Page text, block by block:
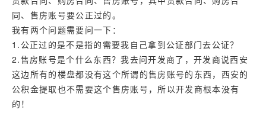
同、售房账号要公正过的。
我有两个问题需要问一下：
1.公正过的是不是指的需要我自己拿到公证部门去公证？
2.售房账号是个什么东西？我去问开发商了，开发商说西安
这边所有的楼盘都没有这个所谓的售房账号的东西，西安的
公积金提取也不需要这个售房账号，所以开发商根本没有
的！